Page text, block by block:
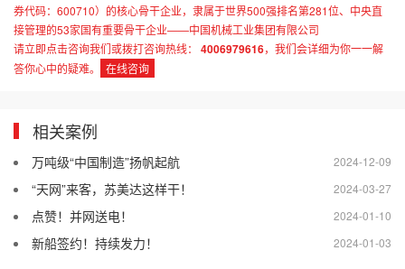
券代码：600710）的核心骨干企业，隶属于世界500强排名第281位、中央直
接管理的53家国有重要骨干企业——中国机械工业集团有限公司
请立即点击咨询我们或拨打咨询热线：
4006979616，我们会详细为你一一解
答你心中的疑难。
在线咨询
相关案例
2024-12-09
万吨级“中国制造”扬帆起航
2024-03-27
“天网”来客，苏美达这样干！
2024-01-10
点赞！并网送电！
2024-01-03
新船签约！持续发力！